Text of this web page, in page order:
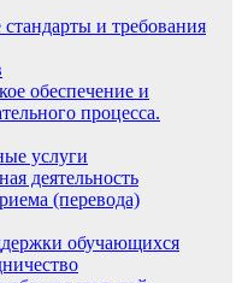
и требования
обеспечение и
процесса.
услуги
деятельность
(перевода)
обучающихся